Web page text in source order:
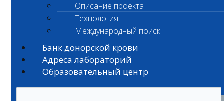
Описание проекта
Технология
Международный поиск
Банк донорской крови
Адреса лабораторий
Образовательный центр